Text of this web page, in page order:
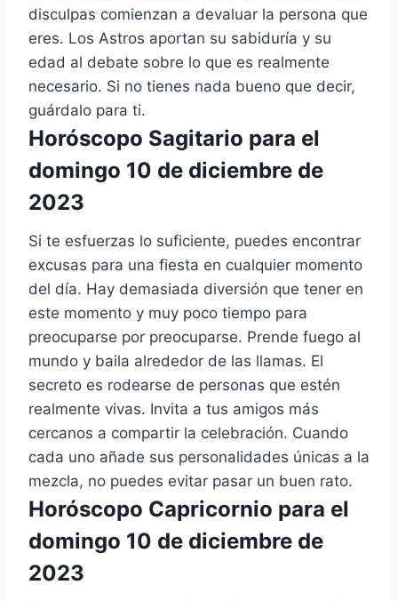
disculpas comienzan a devaluar la persona que
eres. Los Astros aportan su sabiduría y su
edad al debate sobre lo que es realmente
necesario. Si no tienes nada bueno que decir,
guárdalo para ti.
Horóscopo Sagitario para el
domingo 10 de diciembre de
2023
Si te esfuerzas lo suficiente, puedes encontrar
excusas para una fiesta en cualquier momento
del día. Hay demasiada diversión que tener en
este momento y muy poco tiempo para
preocuparse por preocuparse. Prende fuego al
mundo y baila alrededor de las llamas. El
secreto es rodearse de personas que estén
realmente vivas. Invita a tus amigos más
cercanos a compartir la celebración. Cuando
cada uno añade sus personalidades únicas a la
mezcla, no puedes evitar pasar un buen rato.
Horóscopo Capricornio para el
domingo 10 de diciembre de
2023